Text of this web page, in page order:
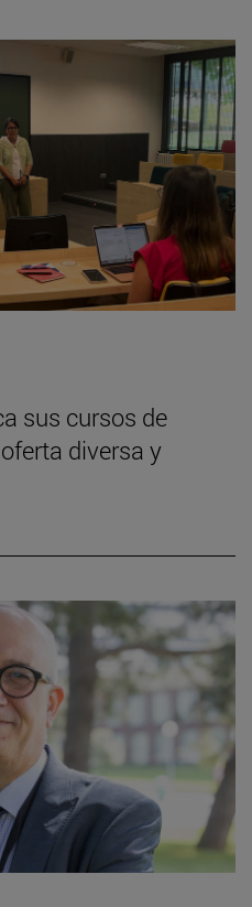
sus cursos de
diversa y